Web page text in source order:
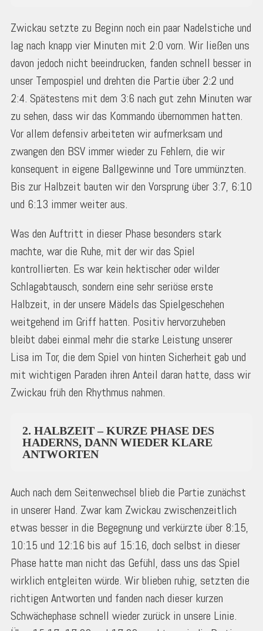
Zwickau setzte zu Beginn noch ein paar Nadelstiche und
lag nach knapp vier Minuten mit 2:0 vorn. Wir ließen uns
davon jedoch nicht beeindrucken, fanden schnell besser in
unser Tempospiel und drehten die Partie über 2:2 und
2:4. Spätestens mit dem 3:6 nach gut zehn Minuten war
zu sehen, dass wir das Kommando übernommen hatten.
Vor allem defensiv arbeiteten wir aufmerksam und
zwangen den BSV immer wieder zu Fehlern, die wir
konsequent in eigene Ballgewinne und Tore ummünzten.
Bis zur Halbzeit bauten wir den Vorsprung über 3:7, 6:10
und 6:13 immer weiter aus.
Was den Auftritt in dieser Phase besonders stark
machte, war die Ruhe, mit der wir das Spiel
kontrollierten. Es war kein hektischer oder wilder
Schlagabtausch, sondern eine sehr seriöse erste
Halbzeit, in der unsere Mädels das Spielgeschehen
weitgehend im Griff hatten. Positiv hervorzuheben
bleibt dabei einmal mehr die starke Leistung unserer
Lisa im Tor, die dem Spiel von hinten Sicherheit gab und
mit wichtigen Paraden ihren Anteil daran hatte, dass wir
Zwickau früh den Rhythmus nahmen.
2. HALBZEIT – KURZE PHASE DES
HADERNS, DANN WIEDER KLARE
ANTWORTEN
Auch nach dem Seitenwechsel blieb die Partie zunächst
in unserer Hand. Zwar kam Zwickau zwischenzeitlich
etwas besser in die Begegnung und verkürzte über 8:15,
10:15 und 12:16 bis auf 15:16, doch selbst in dieser
Phase hatte man nicht das Gefühl, dass uns das Spiel
wirklich entgleiten würde. Wir blieben ruhig, setzten die
richtigen Antworten und fanden nach dieser kurzen
Schwächephase schnell wieder zurück in unsere Linie.